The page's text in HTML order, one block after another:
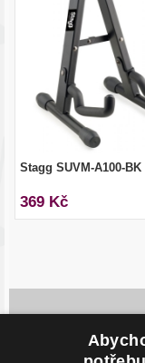
Stagg SUVM-A100-BK
369 Kč